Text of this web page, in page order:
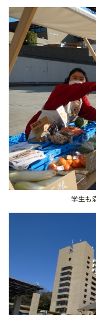
学生も